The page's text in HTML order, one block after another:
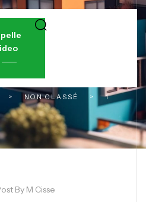
> NON CLASSÉ > 1
By M Cisse